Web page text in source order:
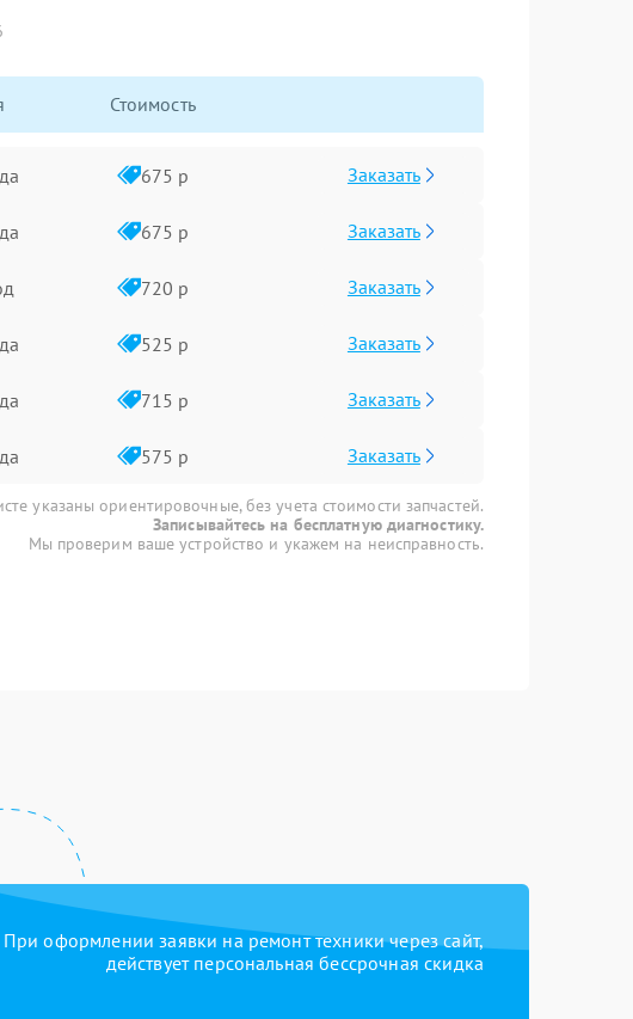
Стоимость
675 р Заказать
675 р Заказать
720 р Заказать
525 р Заказать
715 р Заказать
575 р Заказать
указаны ориентировочные, без учета стоимости запчастей.
Записывайтесь на бесплатную диагностику.
Мы проверим ваше устройство и укажем на неисправность.
При оформлении заявки на ремонт техники через сайт,
действует персональная бессрочная скидка